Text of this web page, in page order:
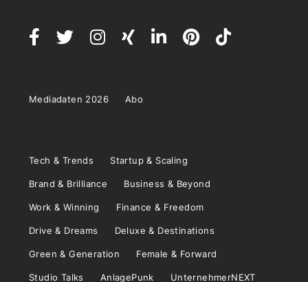
Mediadaten 2026 Abo
Tech & Trends Startup & Scaling
Brand & Brilliance Business & Beyond
Work & Winning Finance & Freedom
Drive & Dreams Deluxe & Destinations
Green & Generation Female & Forward
Studio Talks AnlagePunk UnternehmerNEXT